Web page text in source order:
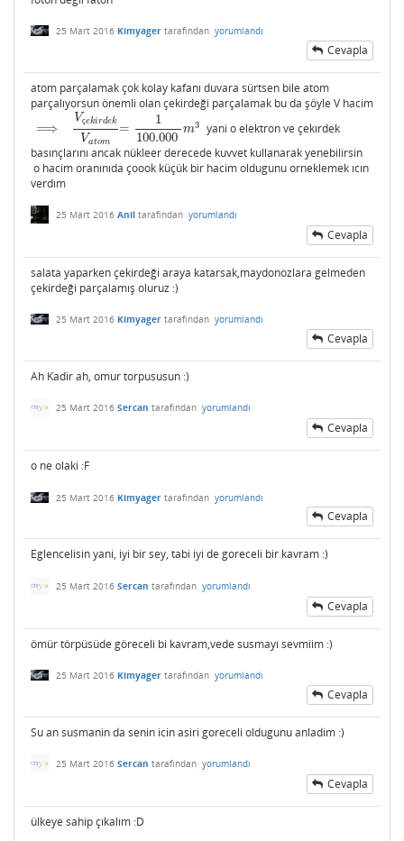
25 Mart 2016 Kimyager tarafından yorumlandı
Cevapla
atom parçalamak çok kolay kafanı duvara sürtsen bile atom
parçalıyorsun önemli olan çekirdeği parçalamak bu da şöyle V hacim
⟹
⟹
Vçekirdek
Vatom
VçekirdekVa tom
=
1
100.000
m3
=1 100.000m3
yani o elektron ve çekırdek
basınçlarını ancak nükleer derecede kuvvet kullanarak yenebilirsin
o hacim oranınıda çoook küçük bir hacim oldugunu orneklemek ıcın
verdım
25 Mart 2016 Anil tarafından yorumlandı
Cevapla
salata yaparken çekirdeği araya katarsak,maydonozlara gelmeden
çekirdeği parçalamış oluruz :)
25 Mart 2016 Kimyager tarafından yorumlandı
Cevapla
Ah Kadir ah, omur torpususun :)
25 Mart 2016 Sercan tarafından yorumlandı
Cevapla
o ne olaki :F
25 Mart 2016 Kimyager tarafından yorumlandı
Cevapla
Eglencelisin yani, iyi bir sey, tabi iyi de goreceli bir kavram :)
25 Mart 2016 Sercan tarafından yorumlandı
Cevapla
ömür törpüsüde göreceli bi kavram,vede susmayı sevmiim :)
25 Mart 2016 Kimyager tarafından yorumlandı
Cevapla
Su an susmanin da senin icin asiri goreceli oldugunu anladim :)
25 Mart 2016 Sercan tarafından yorumlandı
Cevapla
ülkeye sahip çıkalım :D